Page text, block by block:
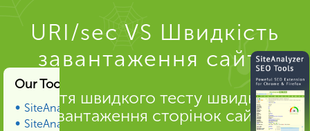
Our Tools & Services
SiteAnalyzer
SiteAnalyzer SEO Tools
URI/sec VS Швидкість
завантаження сайту
Стаття швидкого тесту швидкості
завантаження сторінок сайту